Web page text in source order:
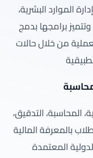
الموارد البشرية،
وتتميز برامجها بدمج
من خلال حالات
المحاسبة، التدقيق،
بالمعرفة المالية
المعتمدة